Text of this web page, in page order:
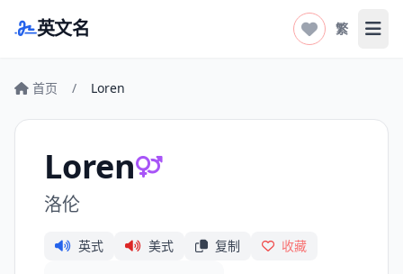
英文名 繁 打
首页 / Loren
Loren
洛伦
英式 美式 复制 收藏